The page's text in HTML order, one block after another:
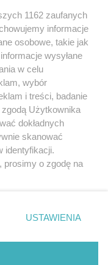
HOSTING
FACEBOOK KONTAKT
Muzyka i kultura
Archiwum wydarzeń
Zdjęcia miasta
1162 zaufanych
informacje
osobowe, takie jak
wysyłane
w celu
wybór
i treści, badanie
zgodą Użytkownika
dokładnych
skanować
identyfikacji.
prosimy o zgodę na
strony
. Niektóre
zastosowania tylko
USTAWIENIA